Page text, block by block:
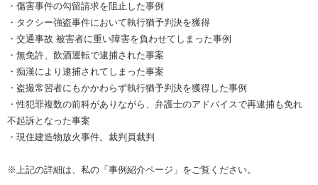
・傷害事件の勾留請求を阻止した事例
・タクシー強盗事件において執行猶予判決を獲得
・交通事故 被害者に重い障害を負わせてしまった事例
・無免許、飲酒運転で逮捕された事案
・痴漢により逮捕されてしまった事案
・盗撮常習者にもかかわらず執行猶予判決を獲得した事例
・性犯罪複数の前科がありながら、弁護士のアドバイスで再逮捕も免れ
不起訴となった事案
・現住建造物放火事件。裁判員裁判
※上記の詳細は、私の「事例紹介ページ」をご覧ください。